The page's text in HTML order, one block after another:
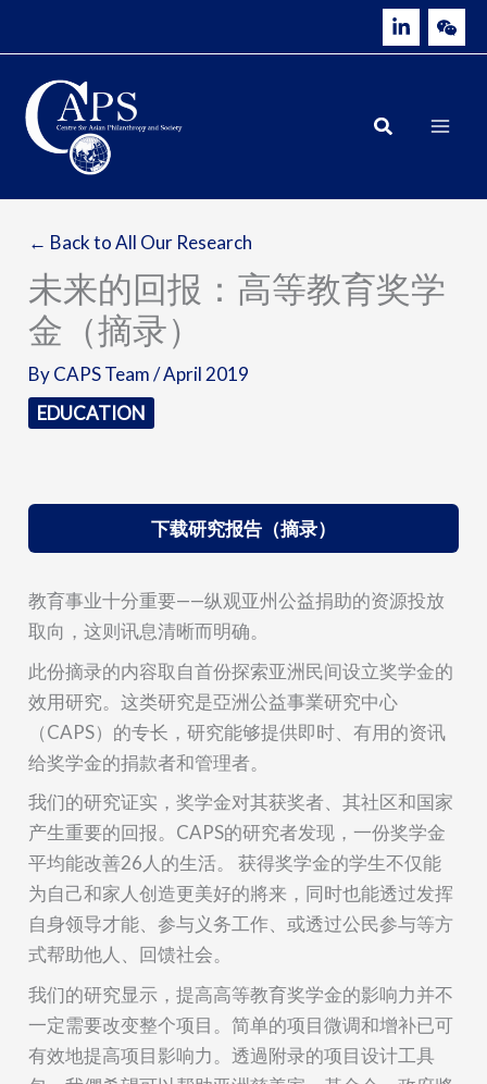
← Back to All Our Research
未来的回报：高等教育奖学
金（摘录）
ByCAPS Team/April 2019
EDUCATION
下载研究报告（摘录）
教育事业十分重要——纵观亚州公益捐助的资源投放
取向，这则讯息清晰而明确。
此份摘录的内容取自首份探索亚洲民间设立奖学金的
效用研究。这类研究是亞洲公益事業研究中心
（CAPS）的专长，研究能够提供即时、有用的资讯
给奖学金的捐款者和管理者。
我们的研究证实，奖学金对其获奖者、其社区和国家
产生重要的回报。CAPS的研究者发现，一份奖学金
平均能改善26人的生活。 获得奖学金的学生不仅能
为自己和家人创造更美好的將来，同时也能透过发挥
自身领导才能、参与义务工作、或透过公民参与等方
式帮助他人、回馈社会。
我们的研究显示，提高高等教育奖学金的影响力并不
一定需要改变整个项目。简单的项目微调和增补已可
有效地提高项目影响力。透過附录的项目设计工具